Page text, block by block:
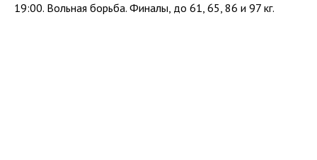
19:00. Вольная борьба. Финалы, до 61, 65, 86 и 97 кг.